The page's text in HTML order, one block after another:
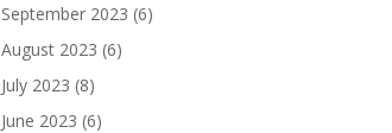
September 2023 (6)
August 2023 (6)
July 2023 (8)
June 2023 (6)